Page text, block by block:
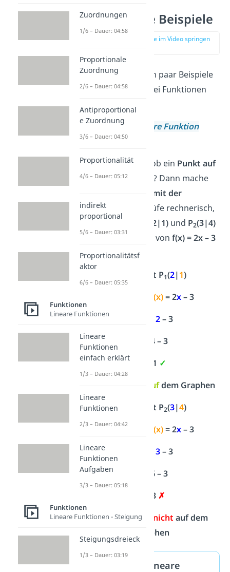
Punktprobe Beispiele
zur Stelle im Video springen
Schau dir noch ein paar Beispiele
zur Punktprobe bei Funktionen
an:
Punktprobe
lineare Funktion
(Gerade)
Du willst wissen, ob ein Punkt auf
der Geraden
liegt? Dann mache
Punktprobe mit der
Geraden
: Überprüfe rechnerisch,
ob die Punkte
(2|1) und P2(3|4)
auf dem Graphen vonf(x) = 2x – 3
liegen.
1. Punktprobe mit P1(2|1)
f(x)= 2x– 3
= 2 ·2– 3
1 = 4 – 3
1 = 1 ✓
aufdem Graphen
2. Punktprobe mit P2(3|4)
P (3| f(x)= 2x– 3
= 2 ·3– 3
4 = 6 – 3
4 = 3 ✗
→ Punkt liegt nicht auf dem
Graphen
Punktprobe lineare
Zuordnungen
1/6 – Dauer: 04:58
Proportionale
Zuordnung
2/6 – Dauer: 04:58
Antiproportional
e Zuordnung
3/6 – Dauer: 04:50
Proportionalität
4/6 – Dauer: 05:12
indirekt
proportional
5/6 – Dauer: 03:31
Proportionalitätsf
aktor
6/6 – Dauer: 05:35
Funktionen
Lineare Funktionen
Lineare
Funktionen
einfach erklärt
1/3 – Dauer: 04:28
Lineare
Funktionen
2/3 – Dauer: 04:42
Lineare
Funktionen
Aufgaben
3/3 – Dauer: 05:18
Funktionen
Lineare Funktionen - Steigung
Steigungsdreieck
1/3 – Dauer: 03:19